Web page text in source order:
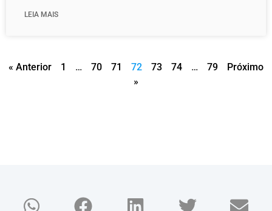
LEIA MAIS
« Anterior 1 … 70 71 72 73 74 … 79
Próximo
»